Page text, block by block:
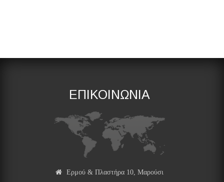
ΕΠΙΚΟΙΝΩΝΙΑ
Ερμού & Πλαστήρα 10, Μαρούσι